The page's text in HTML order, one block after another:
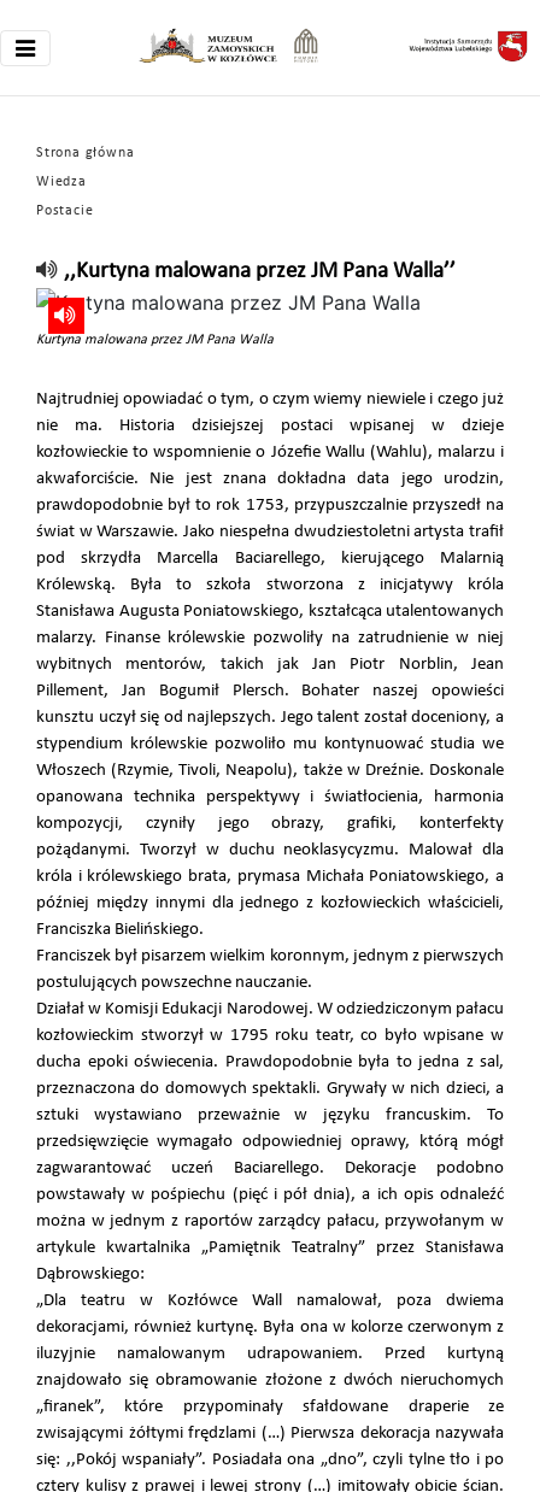
Strona główna
Wiedza
Postacie
,,Kurtyna malowana przez JM Pana Walla’’
Kurtyna malowana przez JM Pana Walla
Najtrudniej opowiadać o tym, o czym wiemy niewiele i czego już
nie ma. Historia dzisiejszej postaci wpisanej w dzieje
kozłowieckie to wspomnienie o Józefie Wallu (Wahlu), malarzu i
akwaforciście. Nie jest znana dokładna data jego urodzin,
prawdopodobnie był to rok 1753, przypuszczalnie przyszedł na
świat w Warszawie. Jako niespełna dwudziestoletni artysta trafił
pod skrzydła Marcella Baciarellego, kierującego Malarnią
Królewską. Była to szkoła stworzona z inicjatywy króla
Stanisława Augusta Poniatowskiego, kształcąca utalentowanych
malarzy. Finanse królewskie pozwoliły na zatrudnienie w niej
wybitnych mentorów, takich jak Jan Piotr Norblin, Jean
Pillement, Jan Bogumił Plersch. Bohater naszej opowieści
kunsztu uczył się od najlepszych. Jego talent został doceniony, a
stypendium królewskie pozwoliło mu kontynuować studia we
Włoszech (Rzymie, Tivoli, Neapolu), także w Dreźnie. Doskonale
opanowana technika perspektywy i światłocienia, harmonia
kompozycji, czyniły jego obrazy, grafiki, konterfekty
pożądanymi. Tworzył w duchu neoklasycyzmu. Malował dla
króla i królewskiego brata, prymasa Michała Poniatowskiego, a
później między innymi dla jednego z kozłowieckich właścicieli,
Franciszka Bielińskiego.
Franciszek był pisarzem wielkim koronnym, jednym z pierwszych
postulujących powszechne nauczanie.
Działał w Komisji Edukacji Narodowej. W odziedziczonym pałacu
kozłowieckim stworzył w 1795 roku teatr, co było wpisane w
ducha epoki oświecenia. Prawdopodobnie była to jedna z sal,
przeznaczona do domowych spektakli. Grywały w nich dzieci, a
sztuki wystawiano przeważnie w języku francuskim. To
przedsięwzięcie wymagało odpowiedniej oprawy, którą mógł
zagwarantować uczeń Baciarellego. Dekoracje podobno
powstawały w pośpiechu (pięć i pół dnia), a ich opis odnaleźć
można w jednym z raportów zarządcy pałacu, przywołanym w
artykule kwartalnika „Pamiętnik Teatralny” przez Stanisława
Dąbrowskiego:
„Dla teatru w Kozłówce Wall namalował, poza dwiema
dekoracjami, również kurtynę. Była ona w kolorze czerwonym z
iluzyjnie namalowanym udrapowaniem. Przed kurtyną
znajdowało się obramowanie złożone z dwóch nieruchomych
„firanek”, które przypominały sfałdowane draperie ze
zwisającymi żółtymi frędzlami (…) Pierwsza dekoracja nazywała
się: ,,Pokój wspaniały”. Posiadała ona „dno”, czyli tylne tło i po
cztery kulisy z prawej i lewej strony (…) imitowały obicie ścian.